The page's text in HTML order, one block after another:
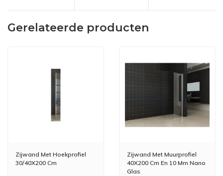
Gerelateerde producten
Zijwand Met Hoekprofiel
30/40X200 Cm
Zijwand Met Muurprofiel
40X200 Cm En 10 Mm Nano
Glas